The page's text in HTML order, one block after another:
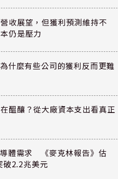
收展望，但獲利預測維持不
仍是壓力
什麼有些公司的獲利反而更難
醞釀？從大廠資本支出看真正
體需求 《麥克林報告》估
破2.2兆美元